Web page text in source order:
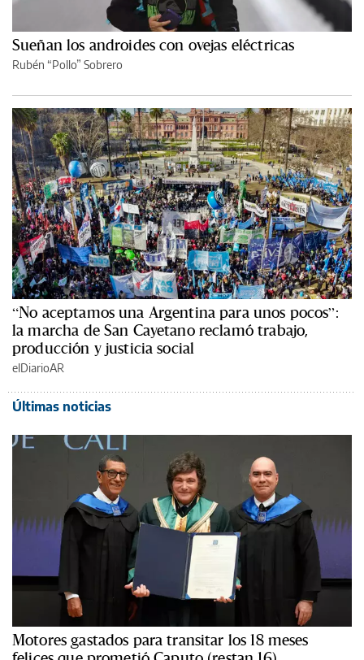
Sueñan los androides con ovejas eléctricas
Rubén “Pollo” Sobrero
“No aceptamos una Argentina para unos pocos”:
la marcha de San Cayetano reclamó trabajo,
producción y justicia social
elDiarioAR
Últimas noticias
Motores gastados para transitar los 18 meses